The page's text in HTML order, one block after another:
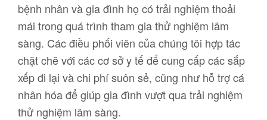
bệnh nhân và gia đình họ có trải nghiệm thoải
mái trong quá trình tham gia thử nghiệm lâm
sàng. Các điều phối viên của chúng tôi hợp tác
chặt chẽ với các cơ sở y tế để cung cấp các sắp
xếp đi lại và chi phí suôn sẻ, cũng như hỗ trợ cá
nhân hóa để giúp gia đình vượt qua trải nghiệm
thử nghiệm lâm sàng.